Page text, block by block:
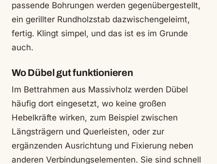
passende Bohrungen werden gegenübergestellt,
ein gerillter Rundholzstab dazwischengeleimt,
fertig. Klingt simpel, und das ist es im Grunde
auch.
Wo Dübel gut funktionieren
Im Bettrahmen aus Massivholz werden Dübel
häufig dort eingesetzt, wo keine großen
Hebelkräfte wirken, zum Beispiel zwischen
Längsträgern und Querleisten, oder zur
ergänzenden Ausrichtung und Fixierung neben
anderen Verbindungselementen. Sie sind schnell